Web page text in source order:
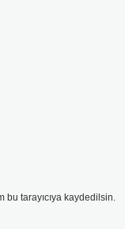
bu tarayıcıya kaydedilsin.